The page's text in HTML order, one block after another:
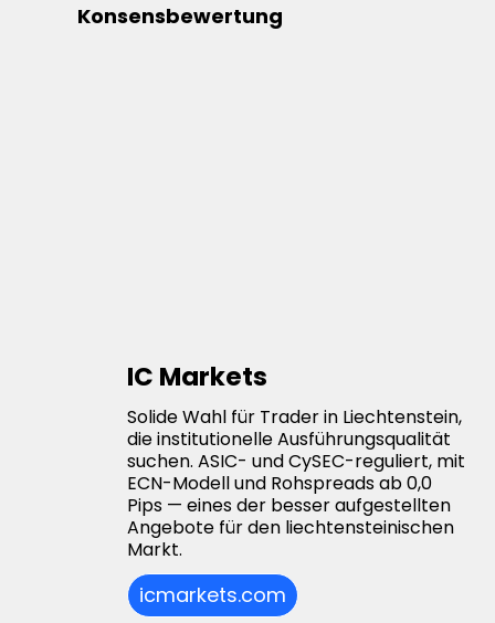
Konsensbewertung
IC Markets
Solide Wahl für Trader in Liechtenstein,
die institutionelle Ausführungsqualität
suchen. ASIC- und CySEC-reguliert, mit
ECN-Modell und Rohspreads ab 0,0
Pips — eines der besser aufgestellten
Angebote für den liechtensteinischen
Markt.
icmarkets.com